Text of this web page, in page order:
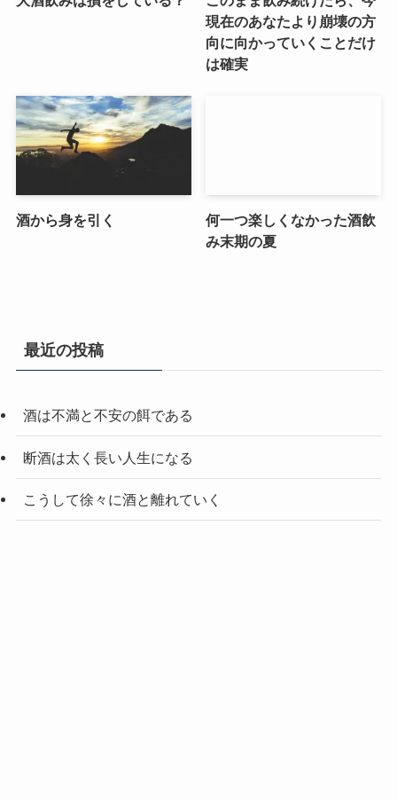
現在のあなたより崩壊の方
向に向かっていくことだけ
は確実
酒から身を引く
何一つ楽しくなかった酒飲
み末期の夏
最近の投稿
酒は不満と不安の餌である
断酒は太く長い人生になる
こうして徐々に酒と離れていく